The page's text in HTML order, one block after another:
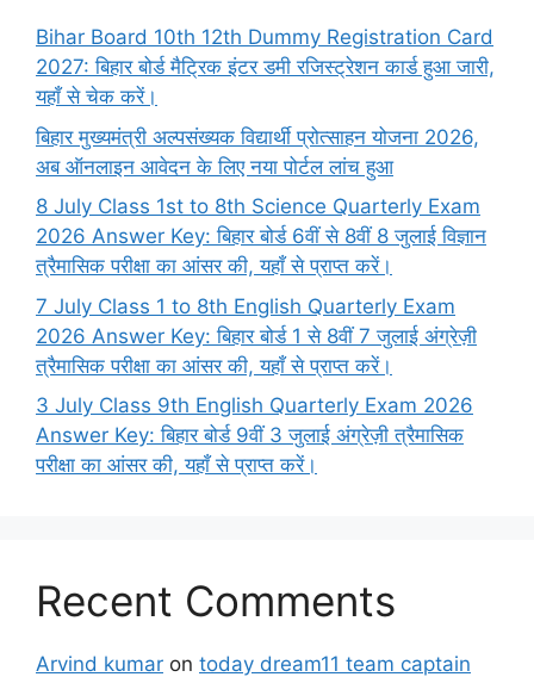
Bihar Board 10th 12th Dummy Registration Card
2027: बिहार बोर्ड मैट्रिक इंटर डमी रजिस्ट्रेशन कार्ड हुआ जारी,
यहाँ से चेक करें।
बिहार मुख्यमंत्री अल्पसंख्यक विद्यार्थी प्रोत्साहन योजना 2026,
अब ऑनलाइन आवेदन के लिए नया पोर्टल लांच हुआ
8 July Class 1st to 8th Science Quarterly Exam
2026 Answer Key: बिहार बोर्ड 6वीं से 8वीं 8 जुलाई विज्ञान
त्रैमासिक परीक्षा का आंसर की, यहाँ से प्राप्त करें।
7 July Class 1 to 8th English Quarterly Exam
2026 Answer Key: बिहार बोर्ड 1 से 8वीं 7 जुलाई अंग्रेज़ी
त्रैमासिक परीक्षा का आंसर की, यहाँ से प्राप्त करें।
3 July Class 9th English Quarterly Exam 2026
Answer Key: बिहार बोर्ड 9वीं 3 जुलाई अंग्रेज़ी त्रैमासिक
परीक्षा का आंसर की, यहाँ से प्राप्त करें।
Recent Comments
Arvind kumar on today dream11 team captain